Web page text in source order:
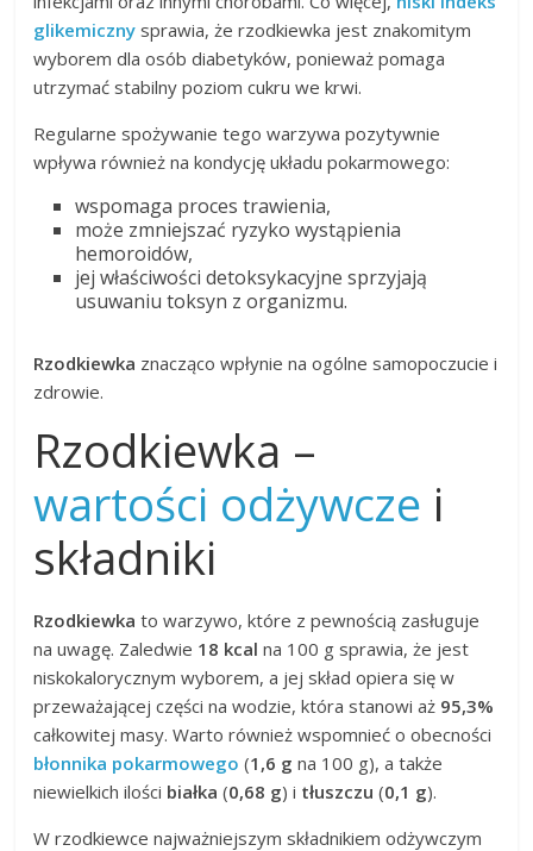
glikemiczny sprawia, że rzodkiewka jest znakomitym
wyborem dla osób diabetyków, ponieważ pomaga
utrzymać stabilny poziom cukru we krwi.
Regularne spożywanie tego warzywa pozytywnie
wpływa również na kondycję układu pokarmowego:
wspomaga proces trawienia,
może zmniejszać ryzyko wystąpienia
hemoroidów,
jej właściwości detoksykacyjne sprzyjają
usuwaniu toksyn z organizmu.
Rzodkiewka znacząco wpłynie na ogólne samopoczucie i
zdrowie.
Rzodkiewka –
wartości odżywcze i
składniki
Rzodkiewka to warzywo, które z pewnością zasługuje
na uwagę. Zaledwie 18 kcal na 100 g sprawia, że jest
niskokalorycznym wyborem, a jej skład opiera się w
przeważającej części na wodzie, która stanowi aż 95,3%
całkowitej masy. Warto również wspomnieć o obecności
błonnika pokarmowego (1,6 g na 100 g), a także
niewielkich ilości białka (0,68 g) i tłuszczu (0,1 g).
W rzodkiewce najważniejszym składnikiem odżywczym